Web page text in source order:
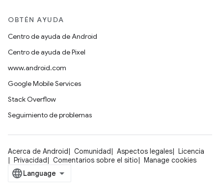
OBTÉN AYUDA
Centro de ayuda de Android
Centro de ayuda de Pixel
www.android.com
Google Mobile Services
Stack Overflow
Seguimiento de problemas
Acerca de Android Comunidad Aspectos legales
Licencia
Privacidad
Comentarios sobre el sitio Manage cookies